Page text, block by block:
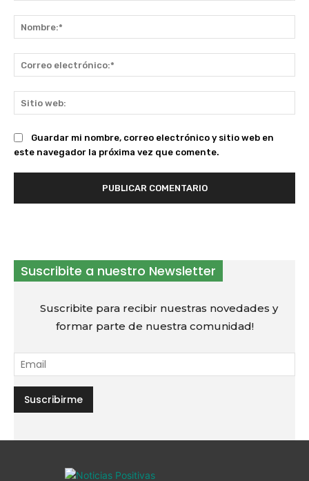
Guardar mi nombre, correo electrónico y sitio web en
este navegador la próxima vez que comente.
Suscribite a nuestro Newsletter
Suscribite para recibir nuestras novedades y
formar parte de nuestra comunidad!